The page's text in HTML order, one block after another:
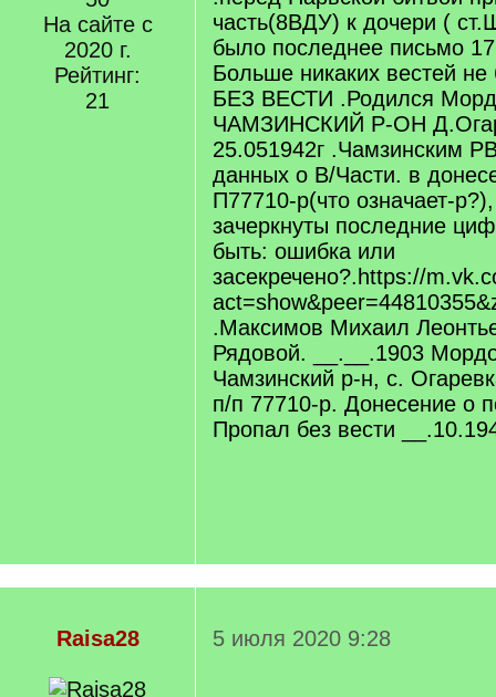
На сайте с
2020 г.
Рейтинг:
21
часть(8ВДУ) к дочери (
было последнее письмо
Больше никаких вестей
БЕЗ ВЕСТИ .Родился
ЧАМЗИНСКИЙ Р-ОН
25.051942г .Чамзинским
данных о В/Части. в
П77710-р(что означает-
зачеркнуты последние
быть: ошибка или
засекречено?.https://
.Максимов Михаил
Рядовой. __.__.1903
Чамзинский р-н, с.
п/п 77710-р. Донесение о
Пропал без вести
Raisa28 5 июля 2020 9:28